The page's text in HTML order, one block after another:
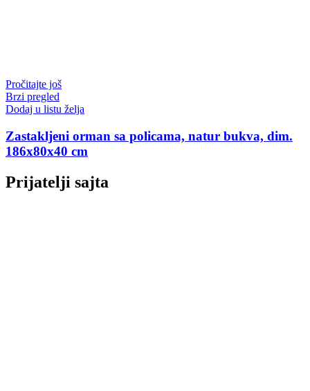
Pročitajte još
Brzi pregled
Dodaj u listu želja
Zastakljeni orman sa policama, natur bukva, dim.
186x80x40 cm
Prijatelji sajta